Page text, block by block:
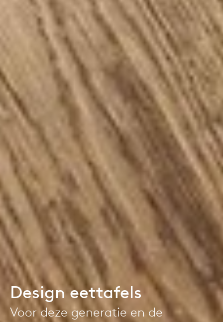
Design eettafels
Voor deze generatie en de